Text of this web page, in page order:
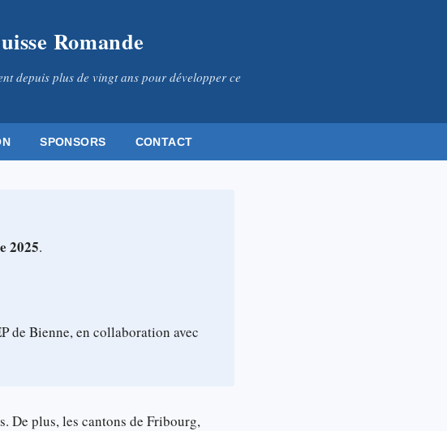
Romande
depuis plus de vingt ans pour développer ce
SPONSORS CONTACT
2025.
de Bienne, en collaboration avec
De plus, les cantons de Fribourg,